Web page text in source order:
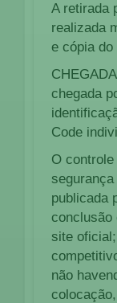
A retirada
realizada
e cópia
chegada
Code
O
publicada
conclusão
site
não